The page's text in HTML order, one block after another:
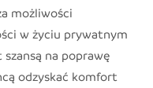
możliwości
w życiu prywatnym
na poprawę
odzyskać komfort